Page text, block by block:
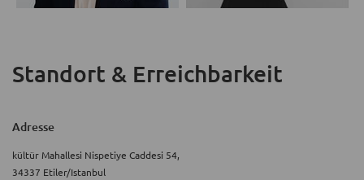
Standort & Erreichbarkeit
Adresse
kültür Mahallesi Nispetiye Caddesi 54,
34337 Etiler/Istanbul